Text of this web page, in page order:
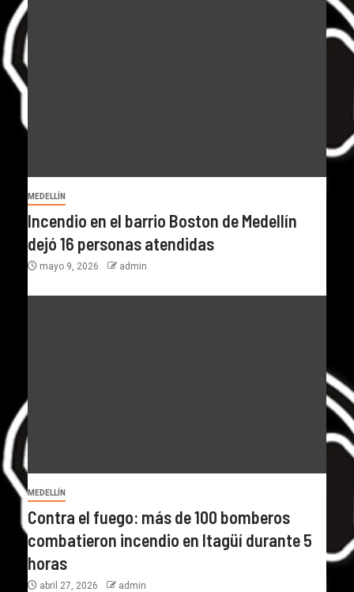
MEDELLÍN
Incendio en el barrio Boston de Medellín
dejó 16 personas atendidas
mayo 9, 2026 admin
MEDELLÍN
Contra el fuego: más de 100 bomberos
combatieron incendio en Itagüí durante 5
horas
abril 27, 2026 admin